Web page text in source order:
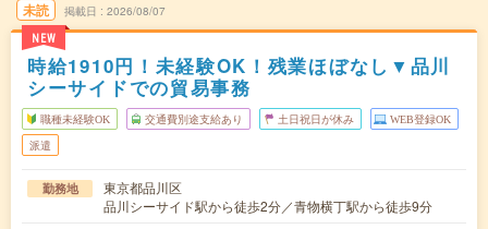
未読
NEW
掲載日 2026/08/07
時給1910円！未経験OK！残業ほぼなし▼品川
シーサイドでの貿易事務
職種未経験OK 交通費別途支給あり 土日祝日が休み WEB登録OK
派遣
勤務地
東京都品川区
品川シーサイド駅から徒歩2分／青物横丁駅から徒歩9分